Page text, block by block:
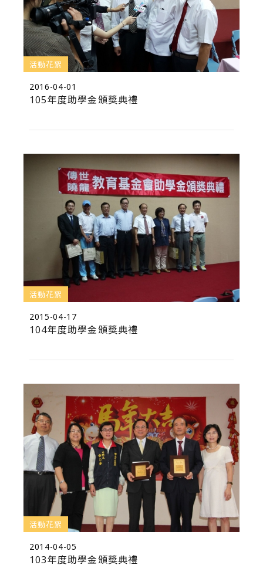
2016-04-01
活動花絮
105年度助學金頒獎典禮
2015-04-17
活動花絮
104年度助學金頒獎典禮
2014-04-05
活動花絮
103年度助學金頒獎典禮